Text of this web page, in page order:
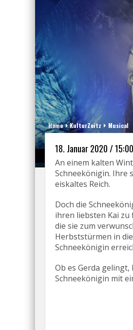
Home KulturZeitz Musical
18. Januar 2020 /
An einem kalten
Schneekönigin. Ihre
eiskaltes Reich.
Doch die
ihren liebsten Kai
die sie zum
Herbststürmen in
Schneekönigin
Ob es Gerda
Schneekönigin mit